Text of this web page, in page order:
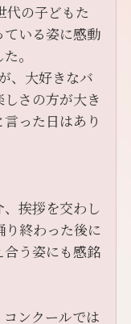
代の子どもた
いる姿に感動
。
、大好きなバ
さの方が大き
った日はあり
挨拶を交わし
終わった後に
う姿にも感銘
ンクールでは